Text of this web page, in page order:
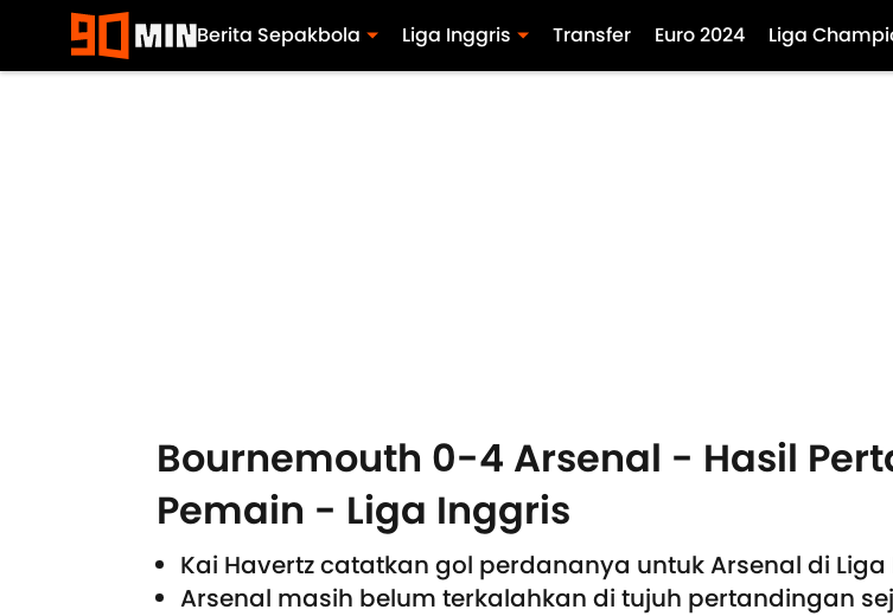
Berita Sepakbola Liga Inggris Transfer Euro 2024 Liga
Bournemouth 0-4 Arsenal - Hasil
Pemain - Liga Inggris
Kai Havertz catatkan gol perdananya untuk Arsenal di Liga
Arsenal masih belum terkalahkan di tujuh pertandingan